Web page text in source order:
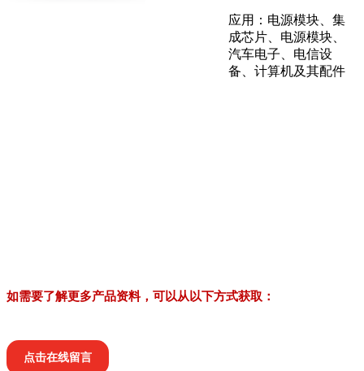
应用：电源模块、集
成芯片、电源模块、
汽车电子、电信设
备、计算机及其配件
如需要了解更多产品资料，可以从以下方式获取：
点击在线留言